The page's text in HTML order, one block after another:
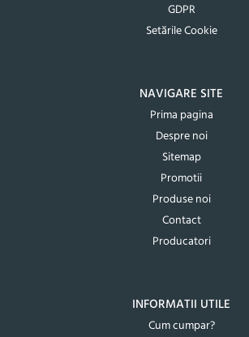
GDPR
Setările Cookie
NAVIGARE SITE
Prima pagina
Despre noi
Sitemap
Promotii
Produse noi
Contact
Producatori
INFORMATII UTILE
Cum cumpar?